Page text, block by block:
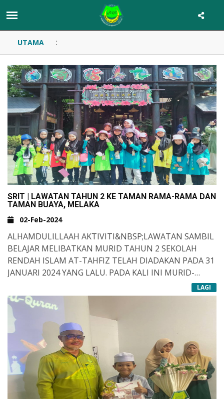
UTAMA :
SRIT | LAWATAN TAHUN 2 KE TAMAN RAMA-RAMA DAN
TAMAN BUAYA, MELAKA
02-Feb-2024
ALHAMDULILLAAH AKTIVITI&NBSP;LAWATAN SAMBIL
BELAJAR MELIBATKAN MURID TAHUN 2 SEKOLAH
RENDAH ISLAM AT-TAHFIZ TELAH DIADAKAN PADA 31
JANUARI 2024 YANG LALU. PADA KALI INI MURID-
MURID TAHUN 2 DI BAWA KE TAMAN RAMA-RAMA
DAN TAMAN BUAYA DI MELAKA. CUACA YANG BAIK
DAN CERAH MEMBUATKAN PARA PESERTA DAN GURU
DAPAT MENIKMATI SESI PEMBELAJARAN LUAR BILIK
DARJAH YANG SANGAT MENGUJAKAN KHASNYA BUAT
YANG PERTAMA KALI DATANG KE SINI. TAHNIAH
KEPADA GURU PENGIRING DAN PARA ASSATIZAH
YANG MENGURUSKAN LAWATAN INI SEHINGGA
MENCAPAI MATLAMAT DAN OBJEKTIF. SIRU ALA
BARAKATILLAH&NBSP;
LAGI